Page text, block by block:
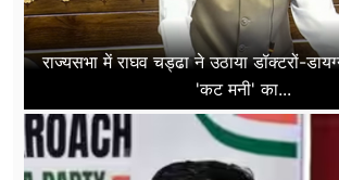
राज्यसभा में राघव चड्ढा ने उठाया डॉक्टरों-
'कट मनी' का...